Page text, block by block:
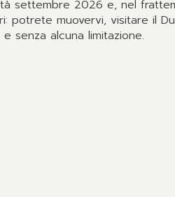
settembre 2026 e, nel
potrete muovervi, visitare il
senza alcuna limitazione.